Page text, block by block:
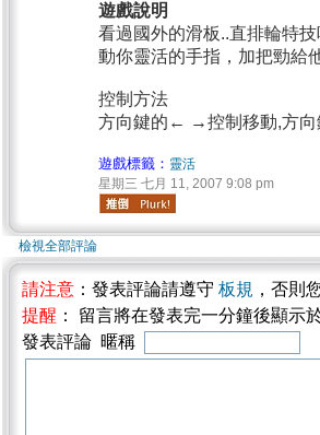
遊戲說明
看過國外的滑板..直排輪特
動你靈活的手指，加把勁給
控制方法
方向鍵的← →控制移動,方向
遊戲標籤： 靈活
星期三 七月 11, 2007 9:08 pm
檢視全部評論
請注意 ：發表評論請遵守 板規 ，否則
提醒 ： 留言將在發表完一分鐘後顯示
發表評論 暱稱